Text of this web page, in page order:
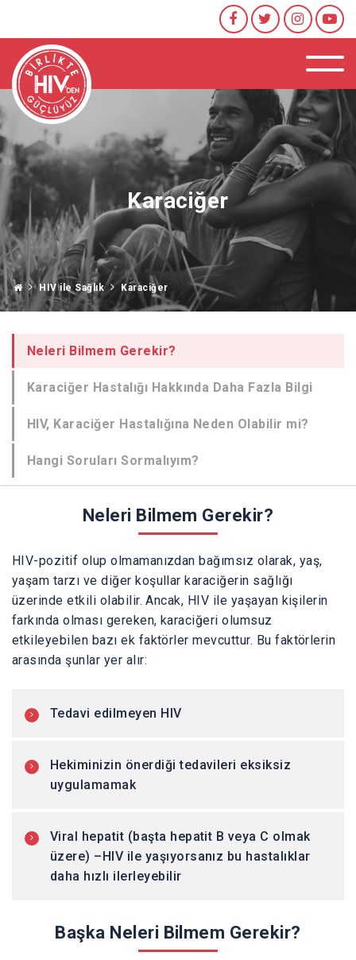
Karaciğer
HIV ile Sağlık Karaciğer
Neleri Bilmem Gerekir?
Karaciğer Hastalığı Hakkında Daha Fazla Bilgi
HIV, Karaciğer Hastalığına Neden Olabilir mi?
Hangi Soruları Sormalıyım?
Neleri Bilmem Gerekir?
HIV-pozitif olup olmamanızdan bağımsız olarak, yaş,
yaşam tarzı ve diğer koşullar karaciğerin sağlığı
üzerinde etkili olabilir. Ancak, HIV ile yaşayan kişilerin
farkında olması gereken, karaciğeri olumsuz
etkileyebilen bazı ek faktörler mevcuttur. Bu faktörlerin
arasında şunlar yer alır:
Tedavi edilmeyen HIV
Hekiminizin önerdiği tedavileri eksiksiz
uygulamamak
Viral hepatit (başta hepatit B veya C olmak
üzere) –HIV ile yaşıyorsanız bu hastalıklar
daha hızlı ilerleyebilir
Başka Neleri Bilmem Gerekir?